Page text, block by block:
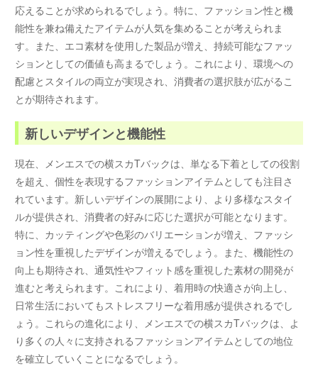
応えることが求められるでしょう。特に、ファッション性と機
能性を兼ね備えたアイテムが人気を集めることが考えられま
す。また、エコ素材を使用した製品が増え、持続可能なファッ
ションとしての価値も高まるでしょう。これにより、環境への
配慮とスタイルの両立が実現され、消費者の選択肢が広がるこ
とが期待されます。
新しいデザインと機能性
現在、メンエスでの横スカTバックは、単なる下着としての役割
を超え、個性を表現するファッションアイテムとしても注目さ
れています。新しいデザインの展開により、より多様なスタイ
ルが提供され、消費者の好みに応じた選択が可能となります。
特に、カッティングや色彩のバリエーションが増え、ファッシ
ョン性を重視したデザインが増えるでしょう。また、機能性の
向上も期待され、通気性やフィット感を重視した素材の開発が
進むと考えられます。これにより、着用時の快適さが向上し、
日常生活においてもストレスフリーな着用感が提供されるでし
ょう。これらの進化により、メンエスでの横スカTバックは、よ
り多くの人々に支持されるファッションアイテムとしての地位
を確立していくことになるでしょう。